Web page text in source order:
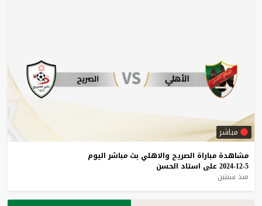
مباشر
مشاهدة مباراة الصريح والاهلي بث مباشر اليوم
5-12-2024
على استاد الحسن
منذ سنتين